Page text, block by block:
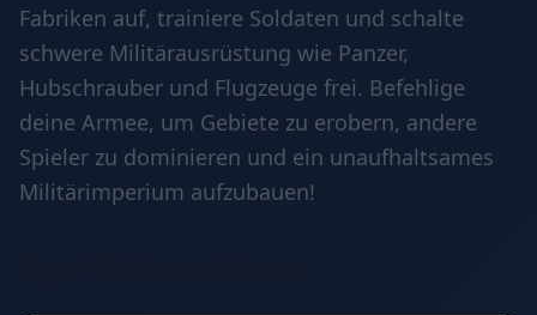
Fabriken auf, trainiere Soldaten und schalte
schwere Militärausrüstung wie Panzer,
Hubschrauber und Flugzeuge frei. Befehlige
deine Armee, um Gebiete zu erobern, andere
Spieler zu dominieren und ein unaufhaltsames
Militärimperium aufzubauen!